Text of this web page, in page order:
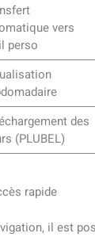
vers
perso
des
(PLUBEL)
rapide
il est